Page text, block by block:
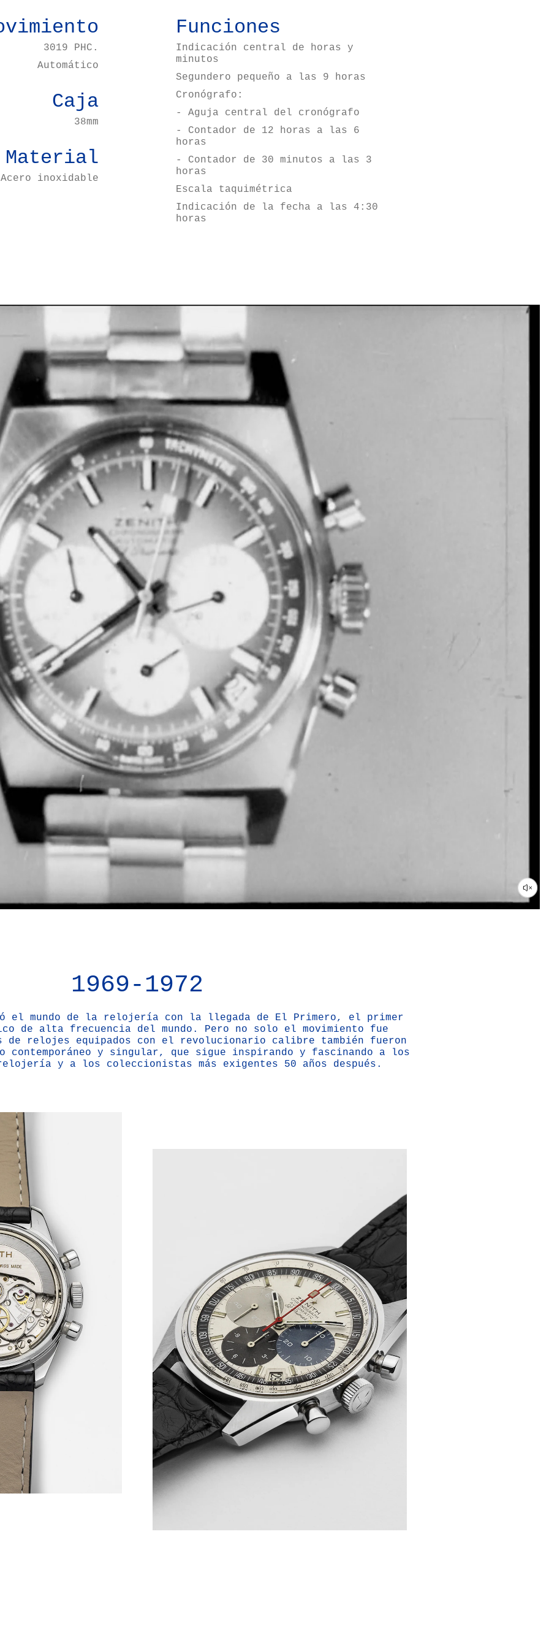
3019 PHC.
Automático
Caja
38mm
Material
Acero inoxidable
Funciones
Indicación central de horas y
minutos
Segundero pequeño a las 9 horas
Cronógrafo:
- Aguja central del cronógrafo
- Contador de 12 horas a las 6
horas
- Contador de 30 minutos a las 3
horas
Escala taquimétrica
Indicación de la fecha a las 4:30
horas
1969-1972
el mundo de la relojería con la llegada de El Primero, el primer
de alta frecuencia del mundo. Pero no solo el movimiento fue
de relojes equipados con el revolucionario calibre también fueron
contemporáneo y singular, que sigue inspirando y fascinando a los
y a los coleccionistas más exigentes 50 años después.